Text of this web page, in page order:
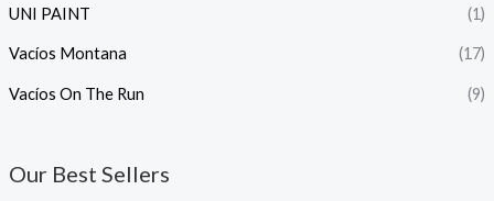
UNI PAINT (1)
Vacíos Montana (17)
Vacíos On The Run (9)
Our Best Sellers